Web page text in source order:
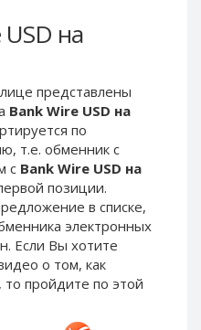
на
представлены
Bank Wire USD на
по
т.е. обменник с
с Bank Wire USD на
позиции.
в списке,
электронных
Если Вы хотите
о том, как
то пройдите по этой
Payeer Tether ERC20
(USDT)
ЮMoney RUB
ЮMoney KZT
PayPal USD
PayPal EUR
PayPal GBP
PayPal CAD
PayPal AUD
PayPal RUB